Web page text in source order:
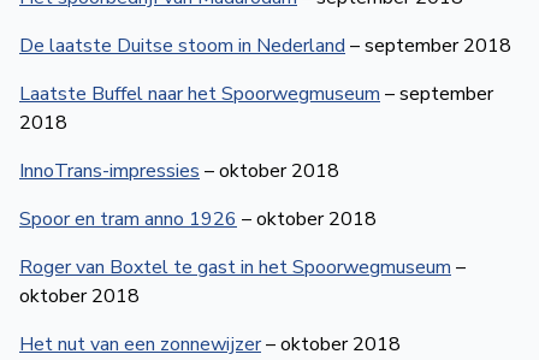
De laatste Duitse stoom in Nederland– september 2018
Laatste Buffel naar het Spoorwegmuseum– september
2018
InnoTrans-impressies– oktober 2018
Spoor en tram anno 1926– oktober 2018
Roger van Boxtel te gast in het Spoorwegmuseum–
oktober 2018
Het nut van een zonnewijzer– oktober 2018